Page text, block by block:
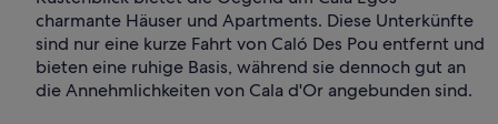
charmante Häuser und Apartments. Diese Unterkünfte
sind nur eine kurze Fahrt von Caló Des Pou entfernt und
bieten eine ruhige Basis, während sie dennoch gut an
die Annehmlichkeiten von Cala d'Or angebunden sind.